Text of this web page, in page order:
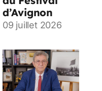
d’Avignon
09 juillet 2026